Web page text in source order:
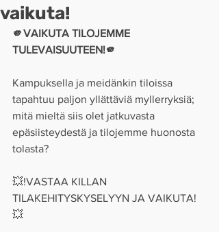
vaikuta!
🫵VAIKUTA TILOJEMME
TULEVAISUUTEEN!🫵
Kampuksella ja meidänkin tiloissa
tapahtuu paljon yllättäviä myllerryksiä;
mitä mieltä siis olet jatkuvasta
epäsiisteydestä ja tilojemme huonosta
tolasta?
💥!VASTAA KILLAN
TILAKEHITYSKYSELYYN JA VAIKUTA!
💥